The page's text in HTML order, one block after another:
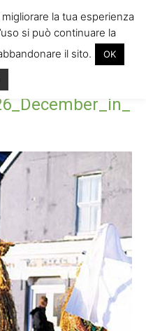
la tua esperienza
si può continuare la
il sito.
OK